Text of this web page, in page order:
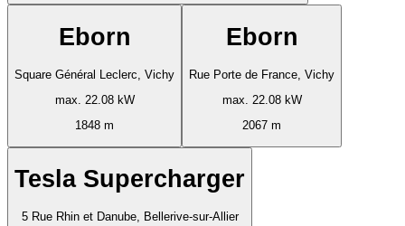
Eborn
Square Général Leclerc, Vichy
max. 22.08 kW
1848 m
Eborn
Rue Porte de France, Vichy
max. 22.08 kW
2067 m
Tesla Supercharger
5 Rue Rhin et Danube, Bellerive-sur-Allier